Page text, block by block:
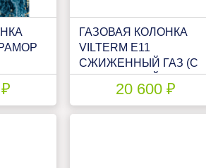
ГАЗОВАЯ КОЛОНКА
VILTERM E11
СЖИЖЕННЫЙ ГАЗ (С
МОДУЛЯЦИЕЙ)
20 600 ₽